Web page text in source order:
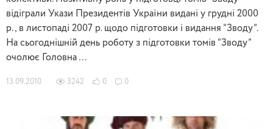
відіграли Укази Президентів України видані у грудні 2000
р., в листопаді 2007 р. щодо підготовки і видання “Зводу”.
На сьогоднішній день роботу з підготовки томів “Зводу”
очолює Головна …
13.09.2010 3242 0 0